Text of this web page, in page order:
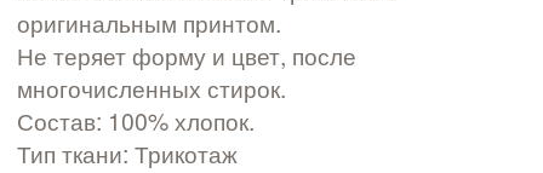
оригинальным принтом.
Не теряет форму и цвет, после
многочисленных стирок.
Состав: 100% хлопок.
Тип ткани: Трикотаж